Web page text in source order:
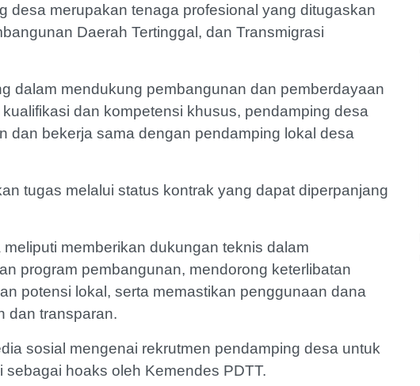
desa merupakan tenaga profesional yang ditugaskan
Daerah Tertinggal, dan Transmigrasi
dalam mendukung pembangunan dan pemberdayaan
dan kompetensi khusus, pendamping desa
dan bekerja sama dengan pendamping lokal desa
tugas melalui status kontrak yang dapat diperpanjang
memberikan dukungan teknis dalam
program pembangunan, mendorong keterlibatan
potensi lokal, serta memastikan penggunaan dana
dan transparan.
sosial mengenai rekrutmen pendamping desa untuk
hoaks oleh Kemendes PDTT.